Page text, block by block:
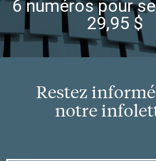
6 numéros pour
29,95 $
Restez
notre